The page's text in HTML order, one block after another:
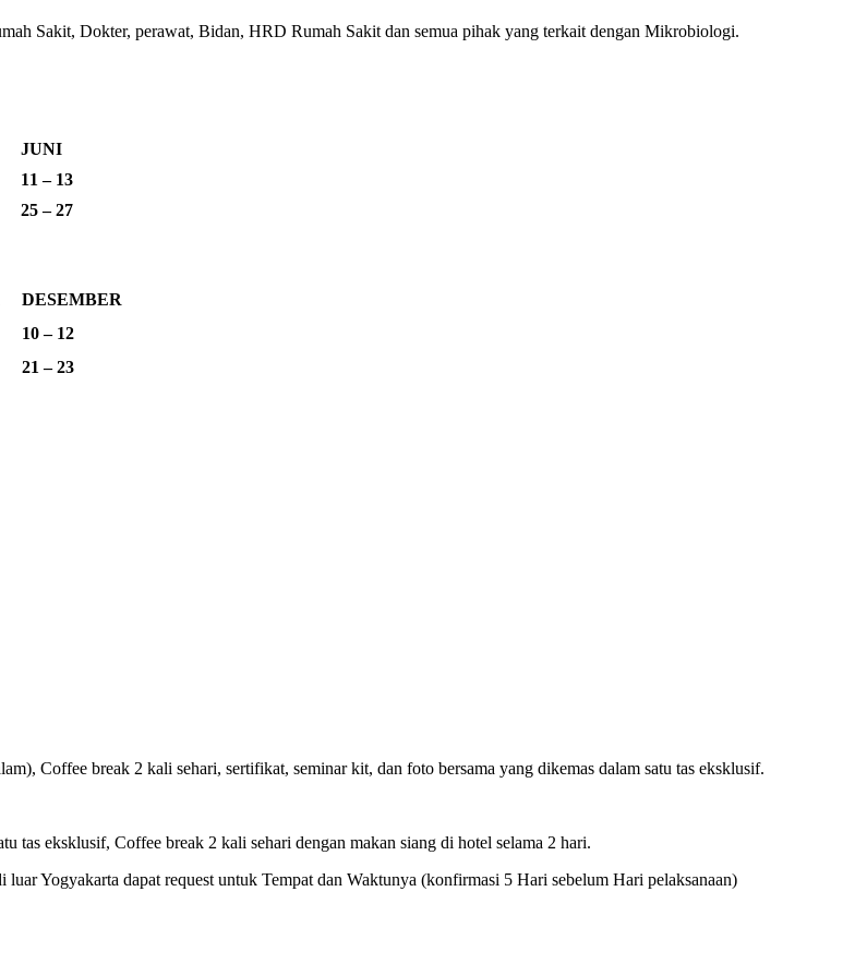
Sakit, Dokter, perawat, Bidan, HRD Rumah Sakit dan semua pihak yang terkait dengan Mikrobiologi.
JUNI
11 – 13
25 – 27
DESEMBER
10 – 12
21 – 23
Coffee break 2 kali sehari, sertifikat, seminar kit, dan foto bersama yang dikemas dalam satu tas eksklusif.
tas eksklusif, Coffee break 2 kali sehari dengan makan siang di hotel selama 2 hari.
Yogyakarta dapat request untuk Tempat dan Waktunya (konfirmasi 5 Hari sebelum Hari pelaksanaan)